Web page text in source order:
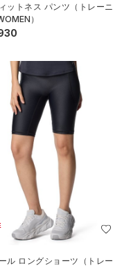
ットネス パンツ（トレーニ
）
ル ロングショーツ（トレー